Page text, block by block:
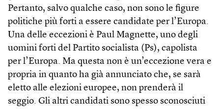
Pertanto, salvo qualche caso, non sono le figure
politiche più forti a essere candidate per l’Europa.
Una delle eccezioni è Paul Magnette, uno degli
uomini forti del Partito socialista (Ps), capolista
per l’Europa. Ma questa non è un’eccezione vera e
propria in quanto ha già annunciato che, se sarà
eletto alle elezioni europee, non prenderà il
seggio. Gli altri candidati sono spesso sconosciuti